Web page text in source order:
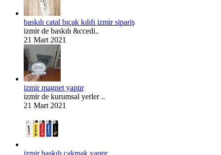
baskılı çatal bıçak kılıfı izmir sipariş
izmir de baskılı &ccedi..
21 Mart 2021
izmir magnet yaptır
izmir de kurumsal yerler ..
21 Mart 2021
izmir baskılı çakmak yaptır